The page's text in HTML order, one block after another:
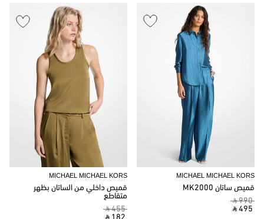
MICHAEL MICHAEL KORS
قميص ساتان MK2000
‎ ⃁ 990 ‎
‎ ⃁ 495 ‎
MICHAEL MICHAEL KORS
قميص داخلي من الساتان بظهر
متقاطع
‎ ⃁ 455 ‎